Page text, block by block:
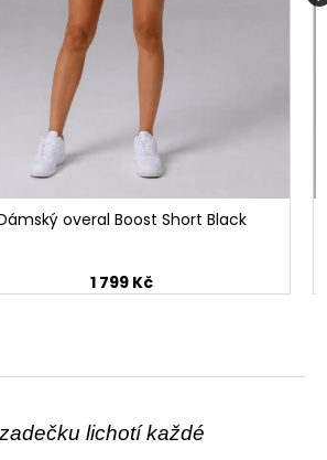
overal Boost Short Black
1 799 Kč
lichotí každé